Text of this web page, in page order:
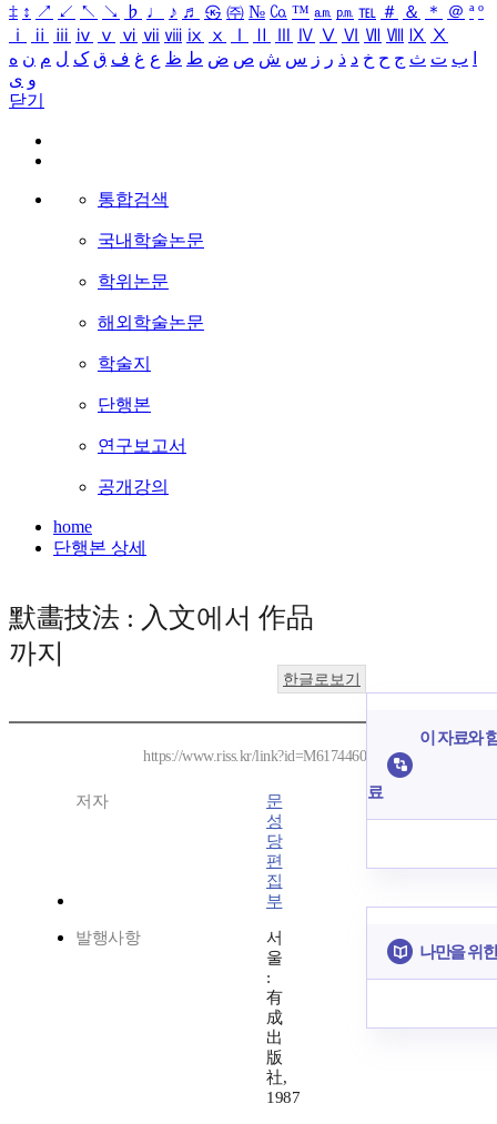
‡ ↕ ↗ ↙ ↖ ↘ ♭ ♩ ♪ ♬ ㉿ ㈜ № ㏇ ™ ㏂ ㏘ ℡ ＃ ＆ ＊ ＠ ª º
ⅰ
ⅱ ⅲ ⅳ ⅴ ⅵ ⅶ ⅷ ⅸ ⅹ Ⅳ Ⅴ Ⅵ Ⅶ Ⅷ Ⅸ Ⅹ
ب ت ث ج ح خ د ذ ر ز س ش ص ض ط ظ ع غ ف ق ک ل م ن ه
و ی
닫기
통합검색
국내학술논문
학위논문
해외학술논문
학술지
단행본
연구보고서
공개강의
home
단행본 상세
默畵技法 : 入文에서 作品
까지
한글로보기
https://www.riss.kr/link?id=M6174460
저자
문
성
당
편
집
부
발행사항
서
울
:
有
成
出
版
社,
1987
이 자료와
료
나만을 위